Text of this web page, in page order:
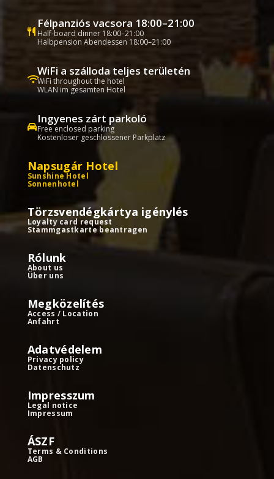
Félpanziós vacsora 18:00–21:00
Half-board dinner 18:00–21:00
Halbpension Abendessen 18:00–21:00
WiFi a szálloda teljes területén
WiFi throughout the hotel
WLAN im gesamten Hotel
Ingyenes zárt parkoló
Free enclosed parking
Kostenloser geschlossener Parkplatz
Napsugár Hotel
Sunshine Hotel
Sonnenhotel
Törzsvendégkártya igénylés
Loyalty card request
Stammgastkarte beantragen
Rólunk
About us
Über uns
Megközelítés
Access / Location
Anfahrt
Adatvédelem
Privacy policy
Datenschutz
Impresszum
Legal notice
Impressum
ÁSZF
Terms & Conditions
AGB